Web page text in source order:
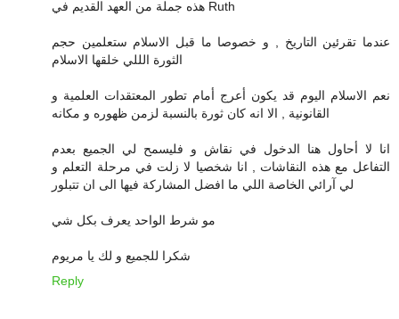
هذه جملة من العهد القديم في Ruth
عندما تقرئين التاريخ , و خصوصا ما قبل الاسلام ستعلمين حجم
الثورة الللي خلقها الاسلام
نعم الاسلام اليوم قد يكون أعرج أمام تطور المعتقدات العلمية و
القانونية , الا انه كان ثورة بالنسبة لزمن ظهوره و مكانه
انا لا أحاول هنا الدخول في نقاش و فليسمح لي الجميع بعدم
التفاعل مع هذه النقاشات , انا شخصيا لا زلت في مرحلة التعلم و
لي آرائي الخاصة اللي ما افضل المشاركة فيها الى ان تتبلور
مو شرط الواحد يعرف بكل شي
شكرا للجميع و لك يا مريوم
Reply